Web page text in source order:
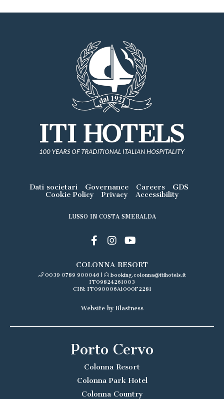
Dati societari Governance Careers
GDS
Cookie Policy
Privacy Accessibility
LUSSO IN COSTA SMERALDA
COLONNA RESORT
0039 0789 900046 |
booking.colonna@itihotels.it
IT09824261003
CIN: IT090006A1000F2281
Website by Blastness
Porto Cervo
Colonna Resort
Colonna Park Hotel
Colonna Country